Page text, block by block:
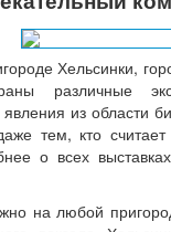
Хельсинки,
различные
из области
тем, кто
о всех
на любой